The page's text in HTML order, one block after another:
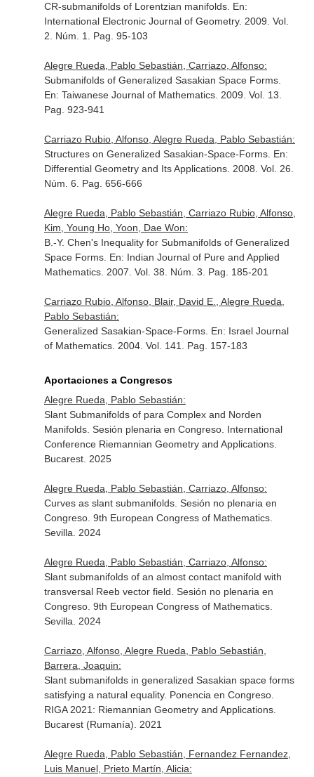
CR-submanifolds of Lorentzian manifolds. En:
International Electronic Journal of Geometry. 2009. Vol.
2. Núm. 1. Pag. 95-103
Alegre Rueda, Pablo Sebastián, Carriazo, Alfonso:
Submanifolds of Generalized Sasakian Space Forms.
En: Taiwanese Journal of Mathematics. 2009. Vol. 13.
Pag. 923-941
Carriazo Rubio, Alfonso, Alegre Rueda, Pablo Sebastián:
Structures on Generalized Sasakian-Space-Forms. En:
Differential Geometry and Its Applications. 2008. Vol. 26.
Núm. 6. Pag. 656-666
Alegre Rueda, Pablo Sebastián, Carriazo Rubio, Alfonso,
Kim, Young Ho, Yoon, Dae Won:
B.-Y. Chen's Inequality for Submanifolds of Generalized
Space Forms. En: Indian Journal of Pure and Applied
Mathematics. 2007. Vol. 38. Núm. 3. Pag. 185-201
Carriazo Rubio, Alfonso, Blair, David E., Alegre Rueda,
Pablo Sebastián:
Generalized Sasakian-Space-Forms. En: Israel Journal
of Mathematics. 2004. Vol. 141. Pag. 157-183
Aportaciones a Congresos
Alegre Rueda, Pablo Sebastián:
Slant Submanifolds of para Complex and Norden
Manifolds. Sesión plenaria en Congreso. International
Conference Riemannian Geometry and Applications.
Bucarest. 2025
Alegre Rueda, Pablo Sebastián, Carriazo, Alfonso:
Curves as slant submanifolds. Sesión no plenaria en
Congreso. 9th European Congress of Mathematics.
Sevilla. 2024
Alegre Rueda, Pablo Sebastián, Carriazo, Alfonso:
Slant submanifolds of an almost contact manifold with
transversal Reeb vector field. Sesión no plenaria en
Congreso. 9th European Congress of Mathematics.
Sevilla. 2024
Carriazo, Alfonso, Alegre Rueda, Pablo Sebastián,
Barrera, Joaquin:
Slant submanifolds in generalized Sasakian space forms
satisfying a natural equality. Ponencia en Congreso.
RIGA 2021: Riemannian Geometry and Applications.
Bucarest (Rumanía). 2021
Alegre Rueda, Pablo Sebastián, Fernandez Fernandez,
Luis Manuel, Prieto Martín, Alicia: